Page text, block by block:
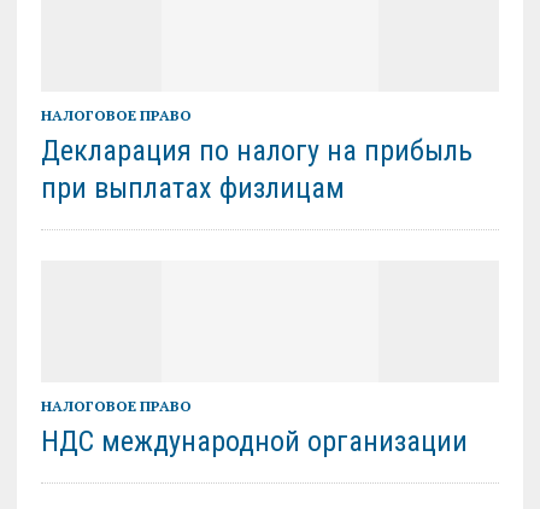
НАЛОГОВОЕ ПРАВО
Декларация по налогу на прибыль
при выплатах физлицам
НАЛОГОВОЕ ПРАВО
НДС международной организации